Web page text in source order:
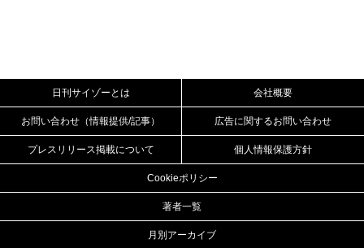
日刊サイゾーとは 会社概要
お問い合わせ（情報提供/記事） 広告に関するお問い合わせ
プレスリリース掲載について 個人情報保護方針
Cookieポリシー
著者一覧
月別アーカイブ